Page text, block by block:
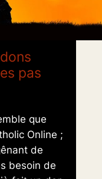
pas
que
Online ;
de
besoin de